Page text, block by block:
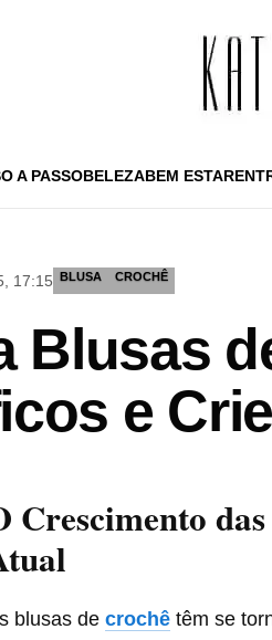
A PASSOBELEZABEM ESTAR
17:15 BLUSA CROCHÊ
Blusas
e
Crescimento
blusas de crochê têm se